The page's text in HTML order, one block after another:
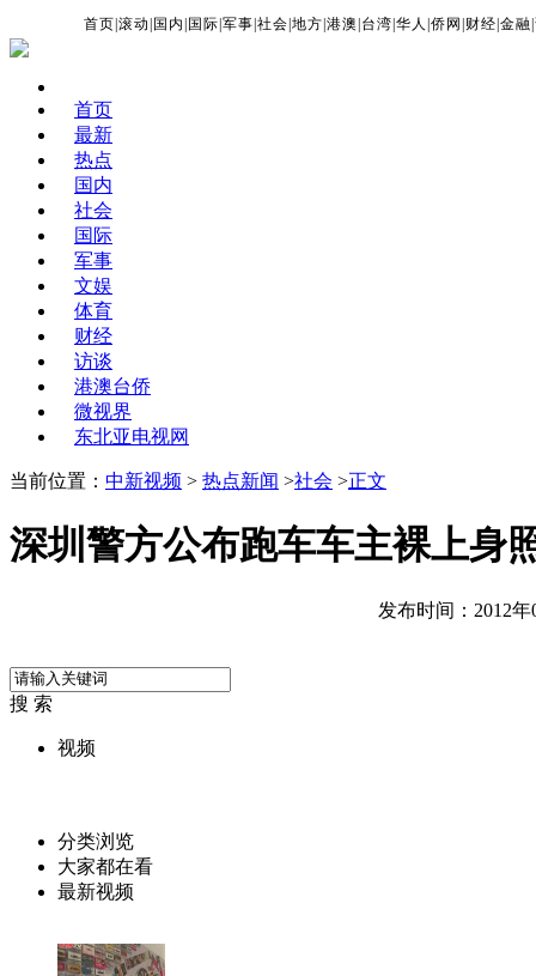
首页 |滚动 国内 国际 |军事 |社会 |地方 |港澳 台湾 |华人 |侨网 财经 |金融 |
首页
最新
热点
国内
社会
国际
军事
文娱
体育
财经
访谈
港澳台侨
微视界
东北亚电视网
当前位置： 中新视频 > 热点新闻 >社会 >正文
深圳警方公布跑车车主裸上身
发布时间：2012年
搜 索
视频
分类浏览
大家都在看
最新视频